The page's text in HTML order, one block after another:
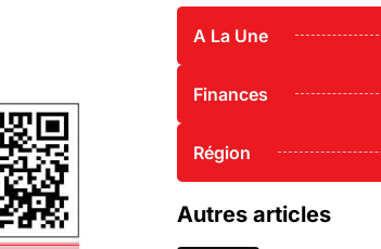
A La Une
Finances
Région
Autres articles